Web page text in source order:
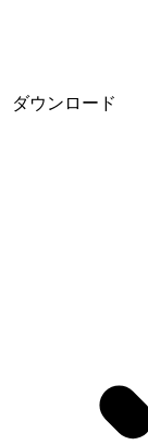
ダウンロード